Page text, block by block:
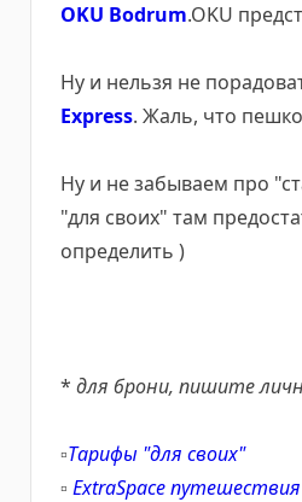
OKU Bodrum.OKU
Ну и нельзя не
Express. Жаль, что
Ну и не забываем про
"для своих" там
определить )
* для брони, пишите
▫️Тарифы "для своих"
▫️ ExtraSpace путешествия